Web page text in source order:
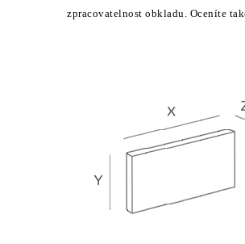
zpracovatelnost obkladu. Oceníte